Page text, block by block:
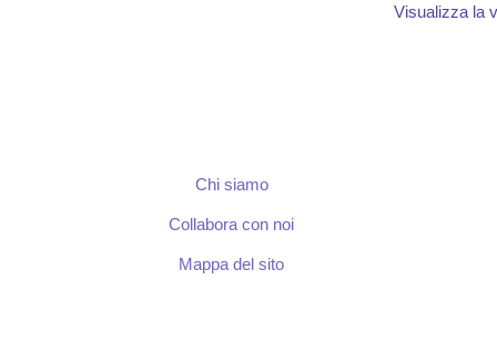
Visualizza la
Chi siamo
Collabora con noi
Mappa del sito